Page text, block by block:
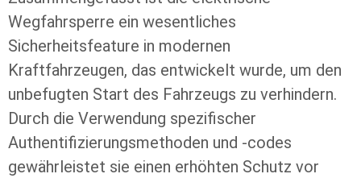
Wegfahrsperre ein wesentliches
Sicherheitsfeature in modernen
Kraftfahrzeugen, das entwickelt wurde, um den
unbefugten Start des Fahrzeugs zu verhindern.
Durch die Verwendung spezifischer
Authentifizierungsmethoden und -codes
gewährleistet sie einen erhöhten Schutz vor